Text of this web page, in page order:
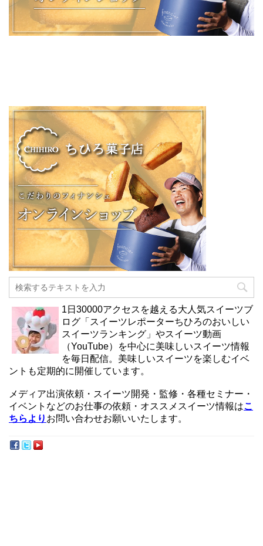
1日30000アクセスを越える大人気スイーツブ
ログ「スイーツレポーターちひろのおいしい
スイーツランキング」やスイーツ動画
（YouTube）を中心に美味しいスイーツ情報
を毎日配信。美味しいスイーツを楽しむイベ
ントも定期的に開催しています。
メディア出演依頼・スイーツ開発・監修・各種セミナー・
イベントなどのお仕事の依頼・オススメスイーツ情報はこ
ちらより お問い合わせお願いいたします。